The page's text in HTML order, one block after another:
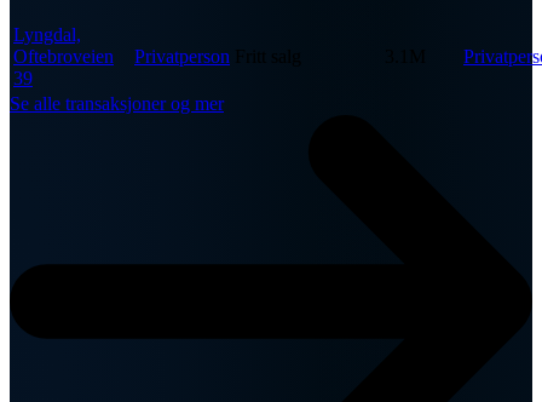
Lyngdal,
Oftebroveien
39
Privatperson Fritt salg
Se alle transaksjoner og mer